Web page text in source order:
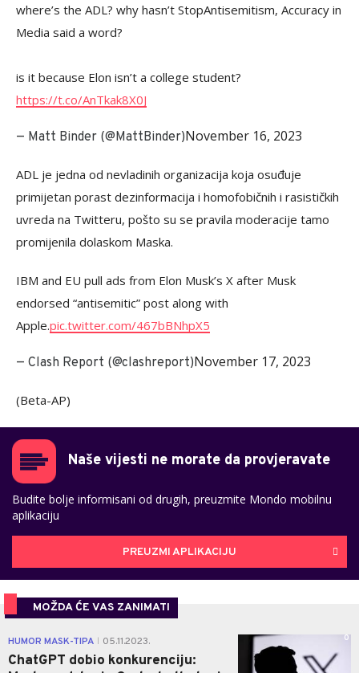
where’s the ADL? why hasn’t StopAntisemitism, Accuracy in
Media said a word?
is it because Elon isn’t a college student?
https://t.co/AnTkak8X0J
— Matt Binder (@MattBinder)November 16, 2023
ADL je jedna od nevladinih organizacija koja osuđuje
primijetan porast dezinformacija i homofobičnih i rasističkih
uvreda na Twitteru, pošto su se pravila moderacije tamo
promijenila dolaskom Maska.
IBM and EU pull ads from Elon Musk’s X after Musk
endorsed “antisemitic” post along with
Apple.pic.twitter.com/467bBNhpX5
— Clash Report (@clashreport)November 17, 2023
(Beta-AP)
Naše vijesti ne morate da provjeravate
Budite bolje informisani od drugih, preuzmite Mondo mobilnu
aplikaciju
PREUZMI APLIKACIJU
MOŽDA ĆE VAS ZANIMATI
HUMOR MASK-TIPA 05.11.2023.
ChatGPT dobio konkurenciju:
0